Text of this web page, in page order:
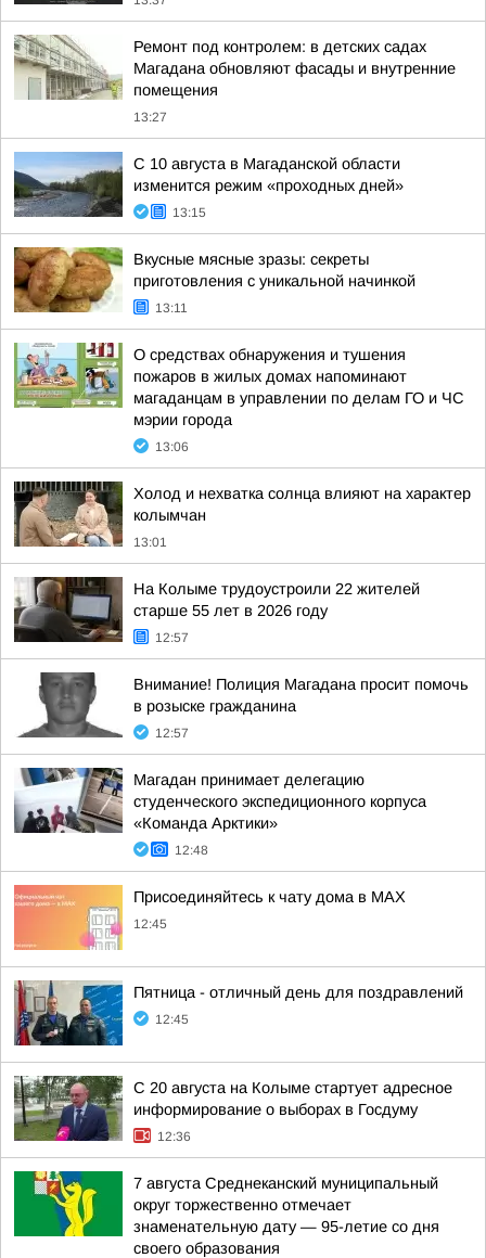
Ремонт под контролем: в детских садах
Магадана обновляют фасады и внутренние
помещения
13:27
С 10 августа в Магаданской области
изменится режим «проходных дней»
13:15
Вкусные мясные зразы: секреты
приготовления с уникальной начинкой
13:11
О средствах обнаружения и тушения
пожаров в жилых домах напоминают
магаданцам в управлении по делам ГО и ЧС
мэрии города
13:06
Холод и нехватка солнца влияют на характер
колымчан
13:01
На Колыме трудоустроили 22 жителей
старше 55 лет в 2026 году
12:57
Внимание! Полиция Магадана просит помочь
в розыске гражданина
12:57
Магадан принимает делегацию
студенческого экспедиционного корпуса
«Команда Арктики»
12:48
Присоединяйтесь к чату дома в MAX
12:45
Пятница - отличный день для поздравлений
12:45
С 20 августа на Колыме стартует адресное
информирование о выборах в Госдуму
12:36
7 августа Среднеканский муниципальный
округ торжественно отмечает
знаменательную дату — 95-летие со дня
своего образования